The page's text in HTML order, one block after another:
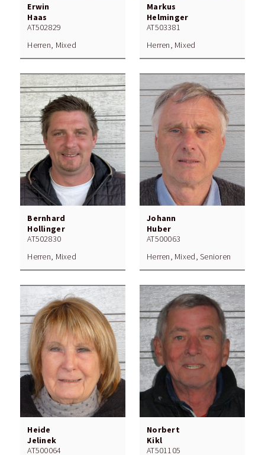
Erwin
Haas
AT502829
Herren, Mixed
Markus
Helminger
AT503381
Herren, Mixed
Bernhard
Hollinger
AT502830
Herren, Mixed
Johann
Huber
AT500063
Herren, Mixed, Senioren
Heide
Jelinek
AT500064
Norbert
Kikl
AT501105